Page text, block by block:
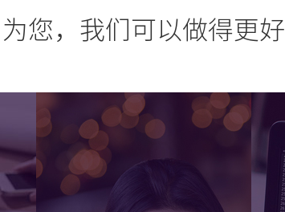
为您，我们可以做得更好